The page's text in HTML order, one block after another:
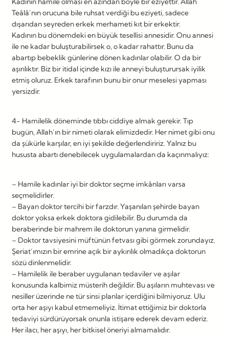
Teâlâ’nın orucuna bile ruhsat verdiği bu eziyeti, sadece
dışarıdan seyreden erkek merhameti kıt bir erkektir.
Kadının bu dönemdeki en büyük tesellisi annesidir. Onu annesi
ile ne kadar buluşturabilirsek o, o kadar rahattır. Bunu da
abartıp bebeklik günlerine dönen kadınlar olabilir. O da bir
aşırılıktır. Biz bir itidal içinde kızı ile anneyi buluşturursak iyilik
etmiş oluruz. Erkek tarafının bunu bir onur meselesi yapması
yersizdir.
4- Hamilelik döneminde tıbbı ciddiye almak gerekir. Tıp
bugün, Allah’ın bir nimeti olarak elimizdedir. Her nimet gibi onu
da şükürle karşılar, en iyi şekilde değerlendiririz. Yalnız bu
hususta abartı denebilecek uygulamalardan da kaçınmalıyız:
– Hamile kadınlar iyi bir doktor seçme imkânları varsa
seçmelidirler.
– Bayan doktor tercihi bir farzdır. Yaşanılan şehirde bayan
doktor yoksa erkek doktora gidilebilir. Bu durumda da
beraberinde bir mahrem ile doktorun yanına girmelidir.
– Doktor tavsiyesini müftünün fetvası gibi görmek zorundayız.
Şeriat’ımızın bir emrine açık bir aykırılık olmadıkça doktorun
sözü dinlenmelidir.
– Hamilelik ile beraber uygulanan tedaviler ve aşılar
konusunda kalbimiz müsterih değildir. Bu aşıların muhtevası ve
nesiller üzerinde ne tür sinsi planlar içerdiğini bilmiyoruz. Ulu
orta her aşıyı kabul etmemeliyiz. İtimat ettiğimiz bir doktorla
tedaviyi sürdürüyorsak onunla istişare ederek devam ederiz.
Her ilacı, her aşıyı, her bitkisel öneriyi almamalıdır.